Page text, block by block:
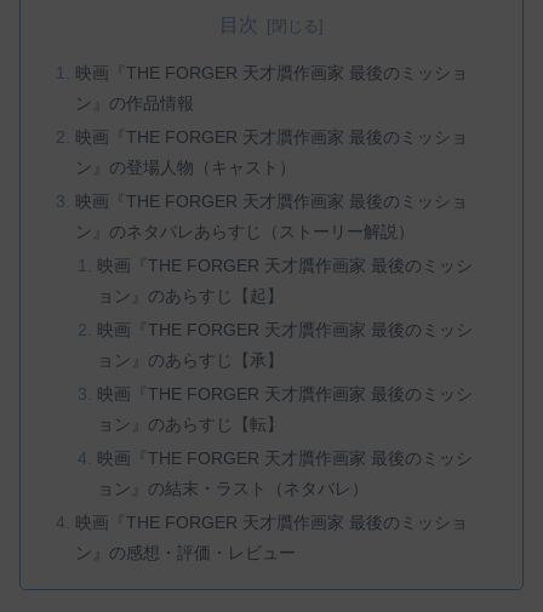
目次
映画『THE FORGER 天才贋作画家 最後のミッショ
ン』の作品情報
映画『THE FORGER 天才贋作画家 最後のミッショ
ン』の登場人物（キャスト）
映画『THE FORGER 天才贋作画家 最後のミッショ
ン』のネタバレあらすじ（ストーリー解説）
映画『THE FORGER 天才贋作画家 最後のミッシ
ョン』のあらすじ【起】
映画『THE FORGER 天才贋作画家 最後のミッシ
ョン』のあらすじ【承】
映画『THE FORGER 天才贋作画家 最後のミッシ
ョン』のあらすじ【転】
映画『THE FORGER 天才贋作画家 最後のミッシ
ョン』の結末・ラスト（ネタバレ）
映画『THE FORGER 天才贋作画家 最後のミッショ
ン』の感想・評価・レビュー